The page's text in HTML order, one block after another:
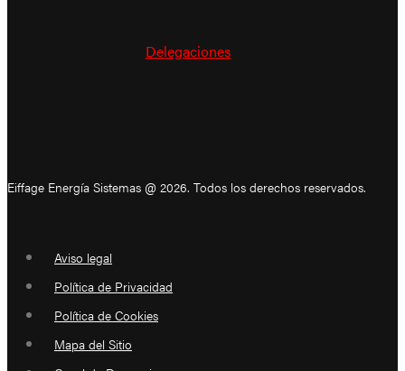
Delegaciones
Eiffage Energía Sistemas @ 2026. Todos los derechos reservados.
Aviso legal
Política de Privacidad
Política de Cookies
Mapa del Sitio